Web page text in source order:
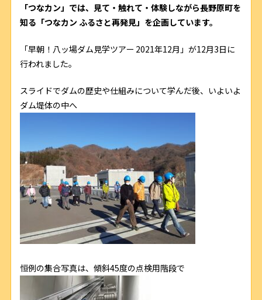
「つなカン」では、見て・触れて・体験しながら長野原町を
知る「つなカン ふるさと再発見」を企画しています。
「早朝！八ッ場ダム見学ツアー 2021年12月」が12月3日に
行われました。
スライドでダムの歴史や仕組みについて学んだ後、いよいよ
ダム堤体の中へ
恒例の集合写真は、傾斜45度の点検用階段で